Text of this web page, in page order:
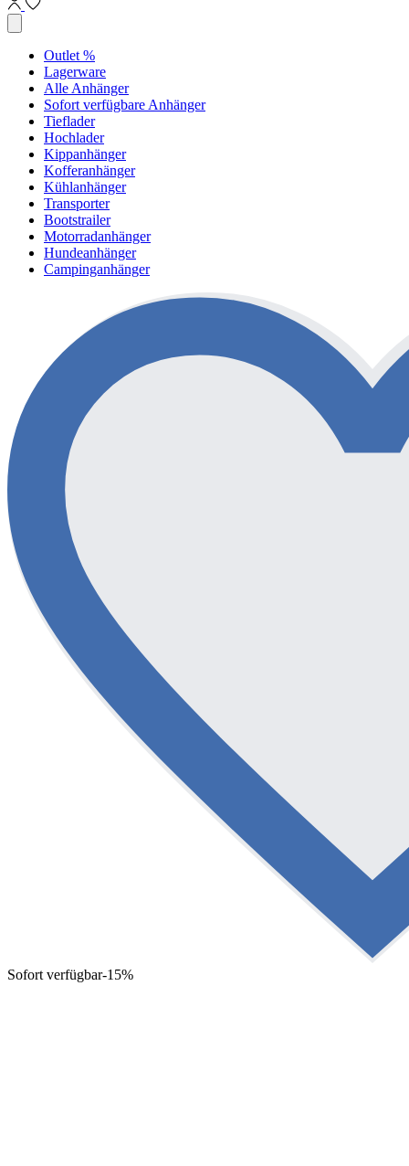
Outlet %
Lagerware
Alle Anhänger
Sofort verfügbare Anhänger
Tieflader
Hochlader
Kippanhänger
Kofferanhänger
Kühlanhänger
Transporter
Bootstrailer
Motorradanhänger
Hundeanhänger
Campinganhänger
Sofort verfügbar-15%